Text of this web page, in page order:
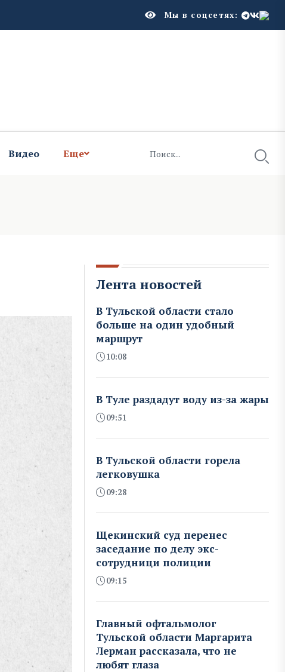
Мы в соцсетях:
Видео Еще
Лента новостей
В Тульской области стало
больше на один удобный
маршрут
10:08
В Туле раздадут воду из-за жары
09:51
В Тульской области горела
легковушка
09:28
Щекинский суд перенес
заседание по делу экс-
сотрудници полиции
09:15
Главный офтальмолог
Тульской области Маргарита
Лерман рассказала, что не
любят глаза